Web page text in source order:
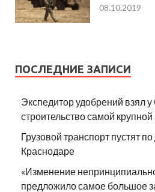
08.10.2019
ПОСЛЕДНИЕ ЗАПИСИ
Экспедитор удобрений взял
строительство самой
Грузовой транспорт пустят
Краснодаре
«Изменение
предложило самое большое